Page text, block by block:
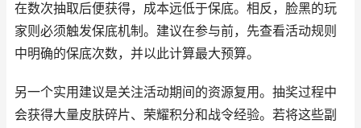
在数次抽取后便获得，成本远低于保底。相反，脸黑的玩
家则必须触发保底机制。建议在参与前，先查看活动规则
中明确的保底次数，并以此计算最大预算。
另一个实用建议是关注活动期间的资源复用。抽奖过程中
会获得大量皮肤碎片、荣耀积分和战令经验。若将这些副